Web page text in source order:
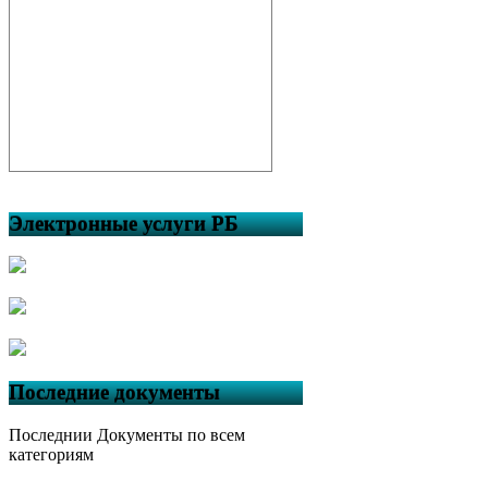
Электронные услуги РБ
Последние документы
Последнии Документы по всем
категориям